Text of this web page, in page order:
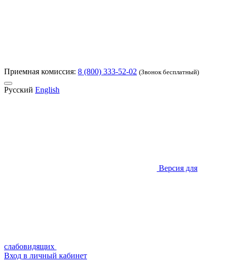
Приемная комиссия: 8 (800) 333-52-02 (Звонок бесплатный)
Русский English
Версия для
слабовидящих
Вход в личный кабинет